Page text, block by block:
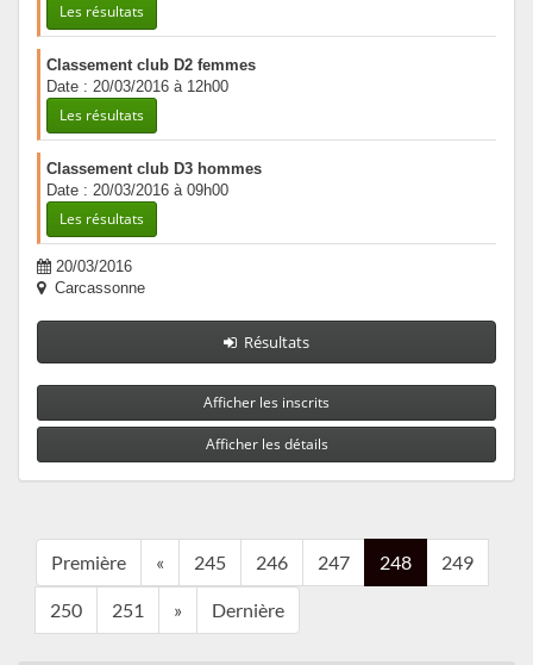
Les résultats
Classement club D2 femmes
Date : 20/03/2016 à 12h00
Les résultats
Classement club D3 hommes
Date : 20/03/2016 à 09h00
Les résultats
20/03/2016
Carcassonne
Résultats
Afficher les inscrits
Afficher les détails
Première « 245 246 247 248 249
250 251 » Dernière